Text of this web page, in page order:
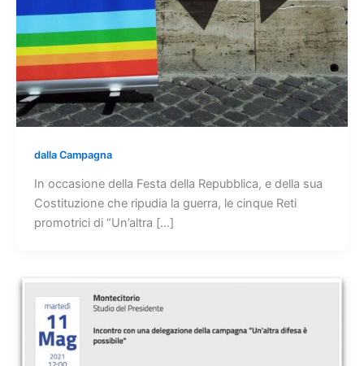
dalla Campagna
In occasione della Festa della Repubblica, e della sua
Costituzione che ripudia la guerra, le cinque Reti
promotrici di “Un’altra […]